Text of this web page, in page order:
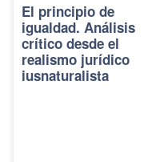
El principio de
igualdad. Análisis
crítico desde el
realismo jurídico
iusnaturalista